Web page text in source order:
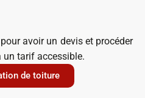
avoir un devis et procéder
un tarif accessible.
de toiture